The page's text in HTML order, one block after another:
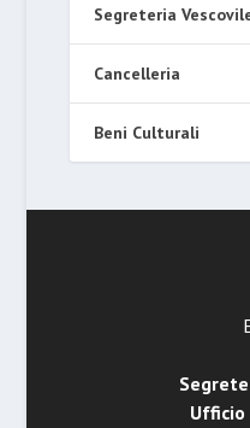
Segreteria
Cancelleria
Beni Culturali
Ufficio